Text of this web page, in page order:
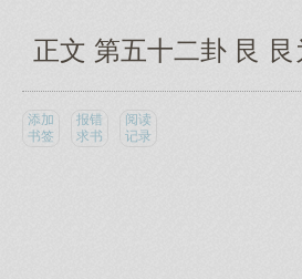
正文 第五十二卦 艮
添加
书签
报错
求书
阅读
记录